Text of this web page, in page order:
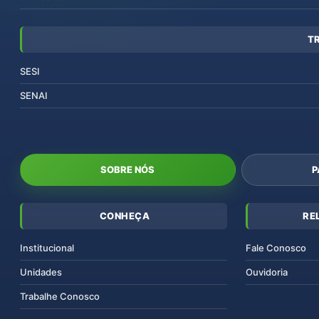
SESI
SENAI
SOBRE NÓS
CONHEÇA
Institucional
Unidades
Trabalhe Conosco
Fale Conosco
Ouvidoria